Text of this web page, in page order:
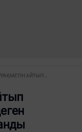
АЙТЫП...